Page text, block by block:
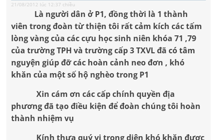
21/08/2012 lúc 12:37 chiều
Là người dân ở P1, đồng thời là 1 thành
viên trong đoàn từ thiện tôi rất cảm kích các tấm
lòng vàng của các cựu học sinh niên khóa 71 ,79
của trường TPH và trường cấp 3 TXVL đã có tâm
nguyện giúp đỡ các hoàn cảnh neo đơn , khó
khăn của một số hộ nghèo trong P1
Xin cám ơn các cấp chính quyền địa
phương đã tạo điều kiện để đoàn chúng tôi hoàn
thành nhiệm vụ
Kính thưa quý vị trong diện khó khăn được